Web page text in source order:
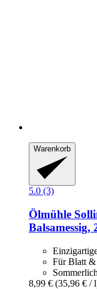
Warenkorb
5.0 (3)
Ölmühle
Balsamessig,
Für Blatt &
8,99 € (35,96 € /